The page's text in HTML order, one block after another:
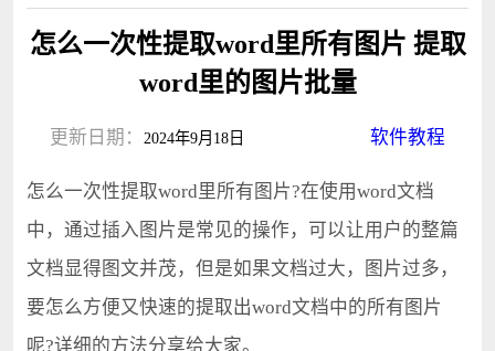
怎么一次性提取word里所有图片 提取
word里的图片批量
更新日期： 2024年9月18日 软件教程
怎么一次性提取word里所有图片?在使用word文档
中，通过插入图片是常见的操作，可以让用户的整篇
文档显得图文并茂，但是如果文档过大，图片过多，
要怎么方便又快速的提取出word文档中的所有图片
呢?详细的方法分享给大家。